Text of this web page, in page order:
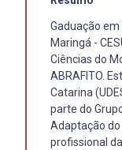
Gaduação
Maringá -
Ciências do
ABRAFITO.
Catarina
parte do
Adaptação
profissional